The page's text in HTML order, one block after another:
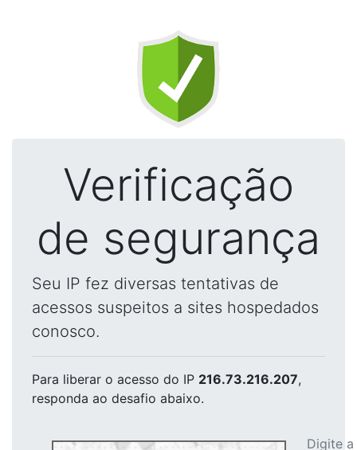
Verificação
de segurança
Seu IP fez diversas tentativas de
acessos suspeitos a sites hospedados
conosco.
Para liberar o acesso do IP 216.73.216.207,
responda ao desafio abaixo.
Digite